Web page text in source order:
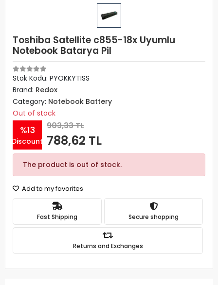
Toshiba Satellite c855-18x Uyumlu
Notebook Batarya Pil
Stok Kodu: PYOKKYTISS
Brand: Redox
Category: Notebook Battery
Out of stock
%13
Discount
903,33 TL
788,62 TL
The product is out of stock.
Add to my favorites
Fast Shipping Secure shopping
Returns and Exchanges